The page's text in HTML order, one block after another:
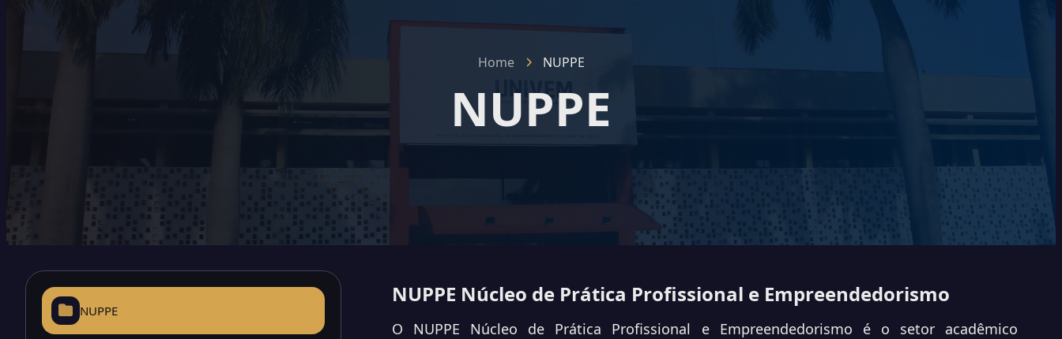
Home NUPPE
NUPPE
NUPPE
NUPPE Núcleo de Prática Profissional e Empreendedorismo
O NUPPE Núcleo de Prática Profissional e Empreendedorismo é o setor acadêmico